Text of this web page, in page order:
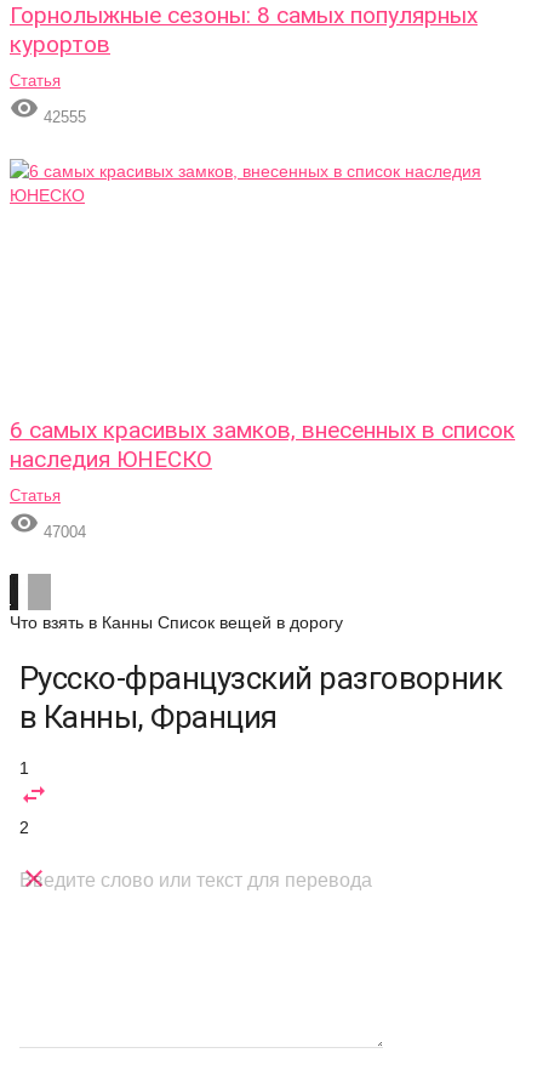
Горнолыжные сезоны: 8 самых популярных
курортов
Статья
 42555
6 самых красивых замков, внесенных в список
наследия ЮНЕСКО
Статья
 47004
Что взять в Канны Список вещей в дорогу
Русско-французский разговорник
в Канны, Франция
1

2

Введите слово или текст для перевода